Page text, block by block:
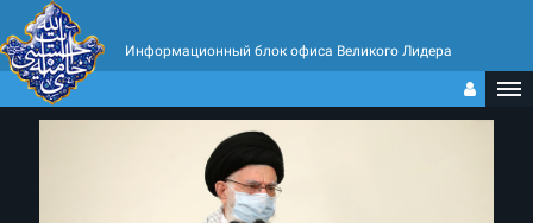
Информационный блок офиса Великого Лидера